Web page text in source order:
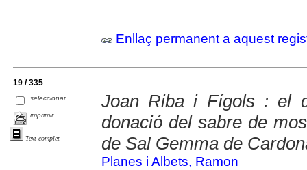
Enllaç permanent a aquest
19 / 335
seleccionar
imprimir
Text complet
Joan Riba i Fígols : el
donació del sabre de
de Sal Gemma de
Planes i Albets, Ramon